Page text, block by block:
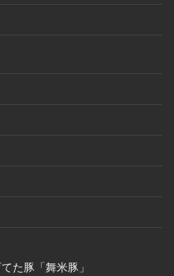
た豚「舞米豚」